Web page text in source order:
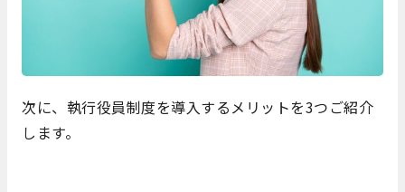
次に、執行役員制度を導入するメリットを3つご紹介
します。